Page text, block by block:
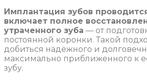
Имплантация зубов
включает полное
утраченного зуба — от
постоянной коронки. Такой
добиться надёжного и
максимально приближенного к
зубу.